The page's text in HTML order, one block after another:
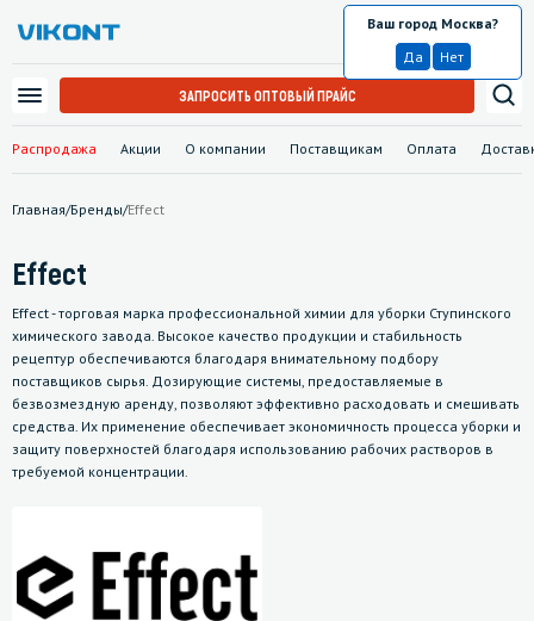
Распродажа Акции О компании Поставщикам Оплата
Москва
Ваш город Москва?
Да
Нет
ЗАПРОСИТЬ ОПТОВЫЙ ПРАЙС
Главная/Бренды/Effect
Effect
Effect - торговая марка профессиональной химии для уборки Ступинского
химического завода. Высокое качество продукции и стабильность
рецептур обеспечиваются благодаря внимательному подбору
поставщиков сырья. Дозирующие системы, предоставляемые в
безвозмездную аренду, позволяют эффективно расходовать и смешивать
средства. Их применение обеспечивает экономичность процесса уборки и
защиту поверхностей благодаря использованию рабочих растворов в
требуемой концентрации.